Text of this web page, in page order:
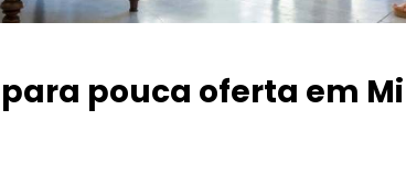
pouca oferta em